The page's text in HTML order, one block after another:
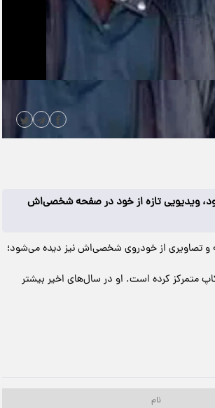
ویدیویی تازه از خود در صفحه شخصی‌اش
و تصاویری از خودروی شخصی‌اش نیز دیده می‌شود؛
متمرکز کرده است. او در سال‌های اخیر بیشتر